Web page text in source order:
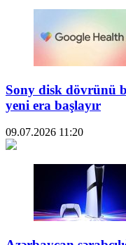
Sony disk dövrünü
yeni era başlayır
09.07.2026 11:20